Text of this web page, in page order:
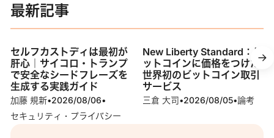
最新記事
セルフカストディは最初が
肝心｜サイコロ・トランプ
で安全なシードフレーズを
生成する実践ガイド
加藤 規新•2026/08/06•
セキュリティ・プライバシー
New Liberty Standard：ビ
ットコインに価格をつけた
世界初のビットコイン取引
サービス
三倉 大司•2026/08/05•論考